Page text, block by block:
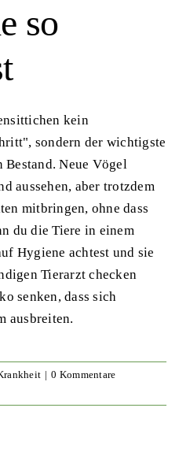
so
kein
sondern der wichtigste
Bestand. Neue Vögel
aussehen, aber trotzdem
mitbringen, ohne dass
du die Tiere in einem
Hygiene achtest und sie
Tierarzt checken
senken, dass sich
ausbreiten.
| 0 Kommentare